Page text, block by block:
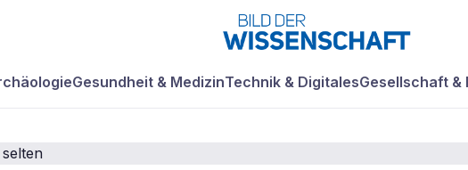
Gesundheit & MedizinTechnik & DigitalesGesellschaft &